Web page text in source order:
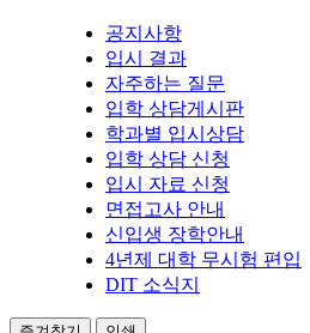
공지사항
입시 결과
자주하는 질문
입학 상담게시판
학과별 입시상담
입학 상담 신청
입시 자료 신청
면접고사 안내
신입생 장학안내
4년제 대학 무시험 편입
DIT 소식지